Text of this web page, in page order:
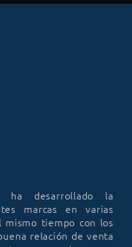
ha desarrollado la
marcas en varias
mismo tiempo con los
relación de venta